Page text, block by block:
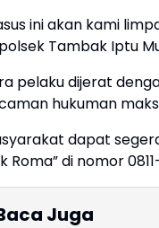
ini akan kami
Tambak Iptu
pelaku dijerat
hukuman
dapat
Roma” di nomor
Juga